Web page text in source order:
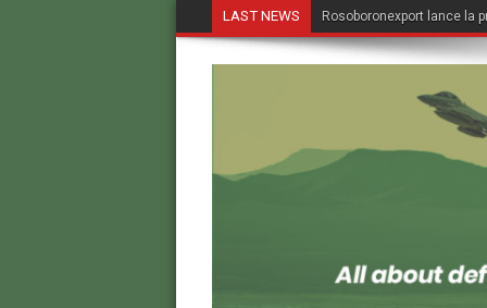
LAST NEWS Rosoboronexport lance la